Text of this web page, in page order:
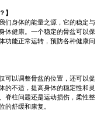
】
们身体的能量之源，它的稳定与
体健康。一个稳定的骨盆可以保
功能正常运转，预防各种健康问
可以调整骨盆的位置，还可以促
的不适，提高身体的稳定性和灵
脊柱问题还是运动损伤，柔性整
的舒缓和康复。